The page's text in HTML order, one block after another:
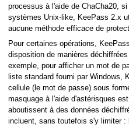
processus à l'aide de ChaCha20,
systèmes Unix-like, KeePass 2.x
aucune méthode efficace de
Pour certaines opérations,
disposition de manières
exemple, pour afficher un mot de
liste standard fourni par Windows,
cellule (le mot de passe) sous
masquage à l'aide d'astérisques
aboutissent à des données
incluent, sans toutefois s'y limiter :